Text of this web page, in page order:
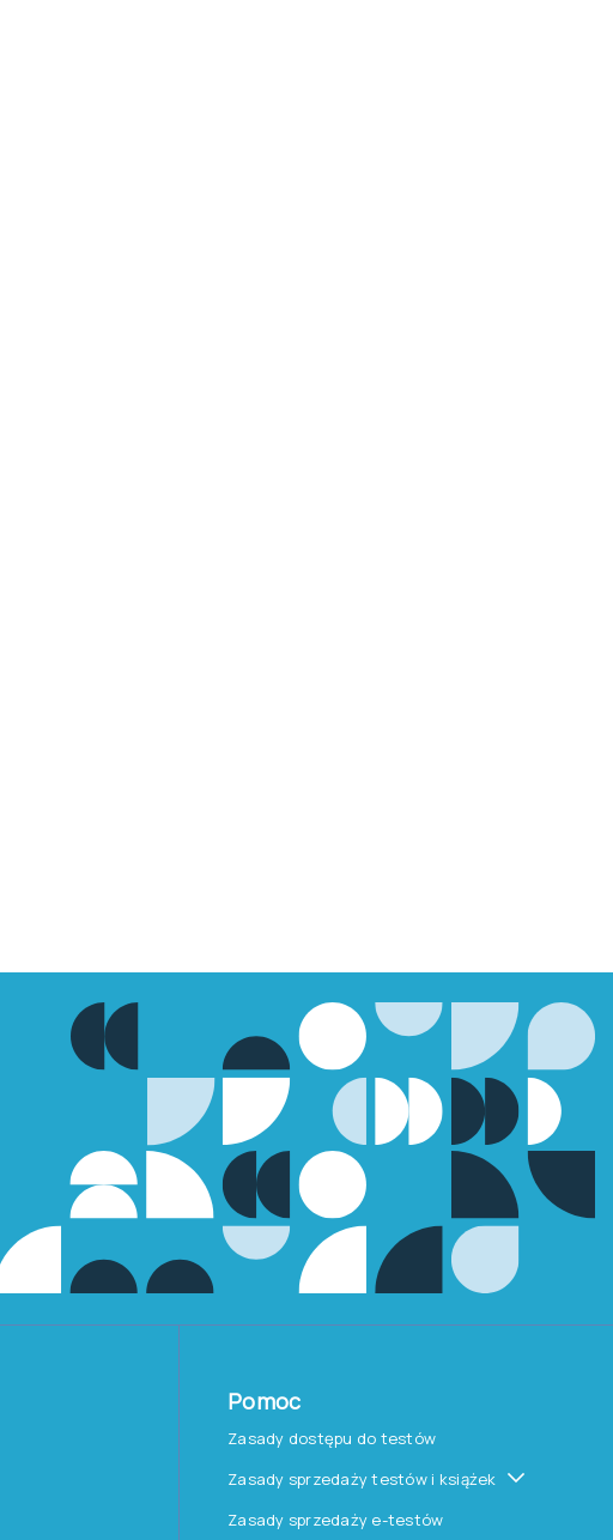
Pomoc
Zasady dostępu do testów
Zasady sprzedaży testów i książek
Zasady sprzedaży e-testów